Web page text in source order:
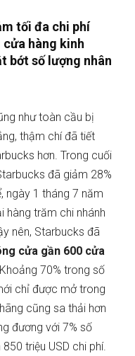
tối đa chi phí
hàng kinh
bớt số lượng nhân
như toàn cầu bị
thậm chí đã tiết
hơn. Trong cuối
đã giảm 28%
ngày 1 tháng 7 năm
hàng trăm chi nhánh
nên, Starbucks đã
cửa gần 600 cửa
70% trong số
chỉ được mở trong
cũng sa thải hơn
đương với 7% số
triệu USD chi phí.